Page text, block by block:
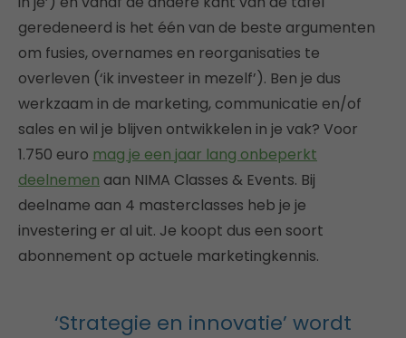
geredeneerd is het één van de beste argumenten
om fusies, overnames en reorganisaties te
overleven (‘ik investeer in mezelf’). Ben je dus
werkzaam in de marketing, communicatie en/of
sales en wil je blijven ontwikkelen in je vak? Voor
1.750 euro mag je een jaar lang onbeperkt
deelnemen aan NIMA Classes & Events. Bij
deelname aan 4 masterclasses heb je je
investering er al uit. Je koopt dus een soort
abonnement op actuele marketingkennis.
‘Strategie en innovatie’ wordt